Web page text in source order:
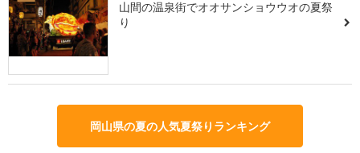
山間の温泉街でオオサンショウウオの夏祭
り
岡山県の夏の人気夏祭りランキング